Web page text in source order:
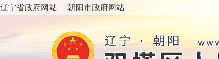
辽宁省政府网站 朝阳市政府网站